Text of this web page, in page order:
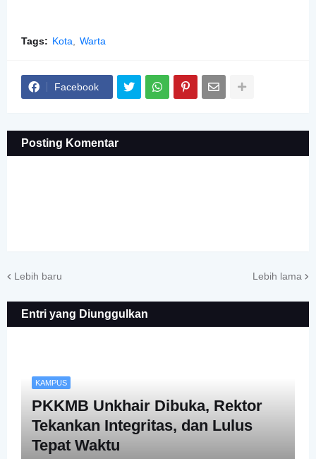
Tags: Kota Warta
Facebook
Posting Komentar
Lebih baru Lebih lama
Entri yang Diunggulkan
KAMPUS
PKKMB Unkhair Dibuka, Rektor
Tekankan Integritas, dan Lulus
Tepat Waktu